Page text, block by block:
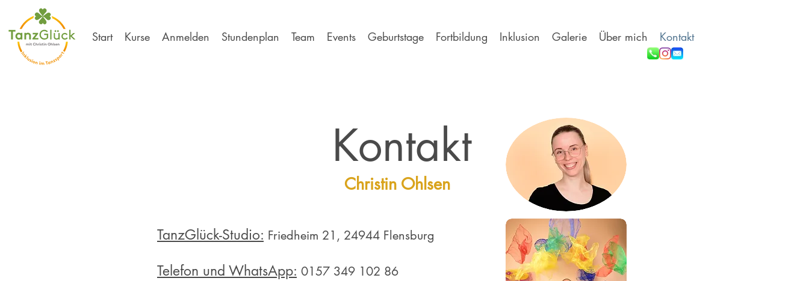
Start Kurse Anmelden Stundenplan Team Events Geburtstage Fortbildung Inklusion Galerie Über mich Kontakt
Kontakt
Christin Ohlsen
TanzGlück-Studio: Friedheim 21, 24944 Flensburg
Telefon und WhatsApp: 0157 349 102 86